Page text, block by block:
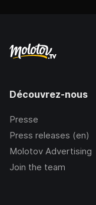
Découvrez-nous
Presse
Press releases (en)
Molotov Advertising
Join the team